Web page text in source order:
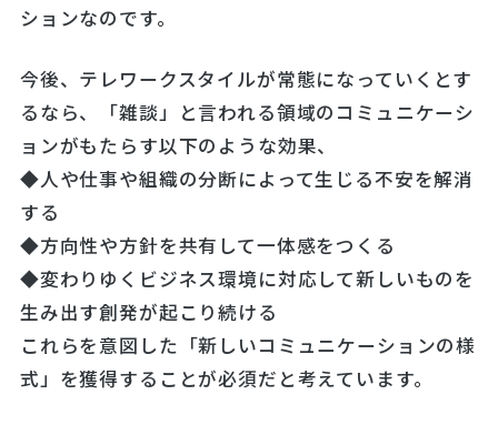
ションなのです。
今後、テレワークスタイルが常態になっていくとす
るなら、「雑談」と言われる領域のコミュニケーシ
ョンがもたらす以下のような効果、
◆人や仕事や組織の分断によって生じる不安を解消
する
◆方向性や方針を共有して一体感をつくる
◆変わりゆくビジネス環境に対応して新しいものを
生み出す創発が起こり続ける
これらを意図した「新しいコミュニケーションの様
式」を獲得することが必須だと考えています。